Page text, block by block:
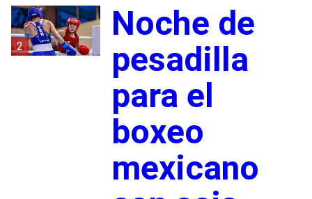
2
Noche de
pesadilla
para el
boxeo
mexicano